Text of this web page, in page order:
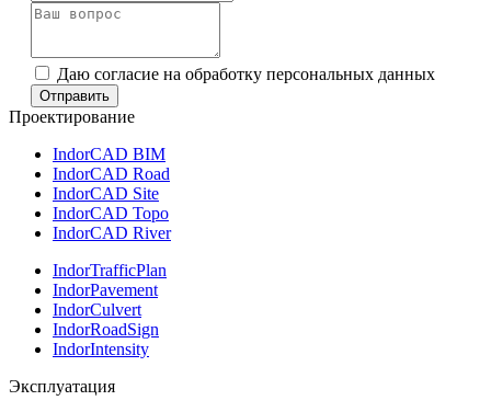
Даю согласие на обработку персональных данных
Отправить
Проектирование
IndorCAD BIM
IndorCAD Road
IndorCAD Site
IndorCAD Topo
IndorCAD River
IndorTrafficPlan
IndorPavement
IndorCulvert
IndorRoadSign
IndorIntensity
Эксплуатация